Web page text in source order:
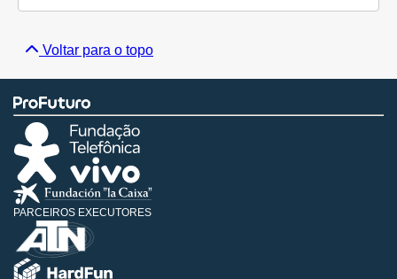
Voltar para o topo
PARCEIROS EXECUTORES